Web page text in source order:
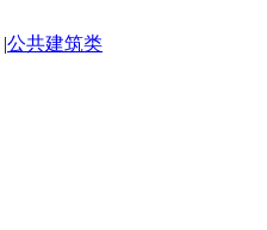
|公共建筑类